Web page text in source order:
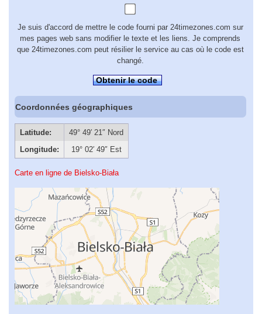
Je suis d'accord de mettre le code fourni par 24timezones.com sur
mes pages web sans modifier le texte et les liens. Je comprends
que 24timezones.com peut résilier le service au cas où le code est
changé.
Obtenir le code
Coordonnées géographiques
Latitude:
49° 49′ 21″ Nord
Longitude:
19° 02′ 49″ Est
Carte en ligne de Bielsko-Biała